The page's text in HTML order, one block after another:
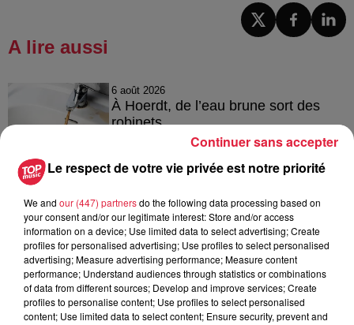
A lire aussi
6 août 2026
À Hoerdt, de l’eau brune sort des
robinets
Tags antisémites à Strasbourg :
Catherine Trautmann réagit
6 août 2026
Au zoo de Mulhouse : rencontre
Le respect de votre vie privée est notre priorité
We and our (447) partnersdo the following data processing based on
your consent and/or our legitimate interest: Store and/or access
information on a device; Use limited data to select advertising; Create
profiles for personalised advertising; Use profiles to select personalised
advertising; Measure advertising performance; Measure content
performance; Understand audiences through statistics or combinations
of data from different sources; Develop and improve services; Create
profiles to personalise content; Use profiles to select personalised
content; Use limited data to select content; Ensure security, prevent and
Continuer sans accepter